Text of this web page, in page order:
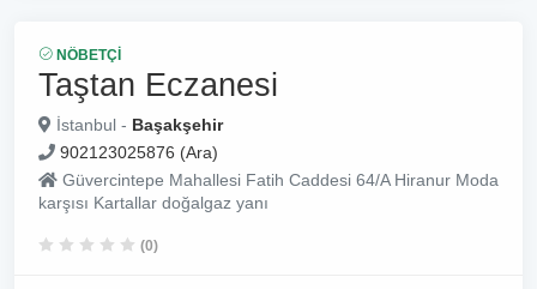
NÖBETÇI
Taştan Eczanesi
İstanbul - Başakşehir
902123025876 (Ara)
Güvercintepe Mahallesi Fatih Caddesi 64/A Hiranur Moda
karşısı Kartallar doğalgaz yanı
(0)